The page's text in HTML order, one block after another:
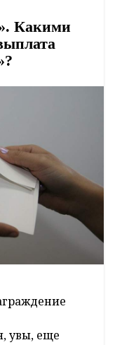
Какими
увы, еще